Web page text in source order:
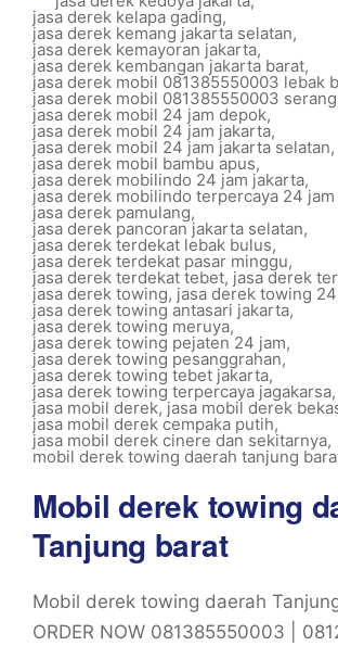
jasa derek kelapa gading,
jasa derek kemang jakarta selatan,
jasa derek kemayoran jakarta,
jasa derek kembangan jakarta barat,
jasa derek mobil 081385550003 lebak
jasa derek mobil 081385550003 serang
jasa derek mobil 24 jam depok,
jasa derek mobil 24 jam jakarta,
jasa derek mobil 24 jam jakarta selatan,
jasa derek mobil bambu apus,
jasa derek mobilindo 24 jam jakarta,
jasa derek mobilindo terpercaya 24
jasa derek pamulang,
jasa derek pancoran jakarta selatan,
jasa derek terdekat lebak bulus,
jasa derek terdekat pasar minggu,
jasa derek terdekat tebet, jasa derek
jasa derek towing, jasa derek towing
jasa derek towing antasari jakarta,
jasa derek towing meruya,
jasa derek towing pejaten 24 jam,
jasa derek towing pesanggrahan,
jasa derek towing tebet jakarta,
jasa derek towing terpercaya jagakarsa,
jasa mobil derek,jasa mobil derek
jasa mobil derek cempaka putih,
jasa mobil derek cinere dan sekitarnya,
mobil derek towing daerah tanjung
Mobil derek towing
Tanjung barat
Mobil derek towing daerah
ORDER NOW 081385550003 |